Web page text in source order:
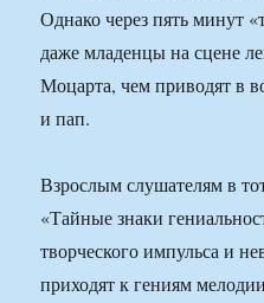
Однако через пять минут
даже младенцы на сцене
Моцарта, чем приводят в
и пап.
Взрослым слушателям в
«Тайные знаки
творческого импульса и
приходят к гениям